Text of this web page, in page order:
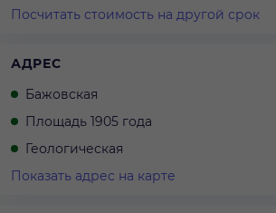
Посчитать стоимость на другой срок
АДРЕС
Бажовская
Площадь 1905 года
Геологическая
Показать адрес на карте